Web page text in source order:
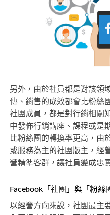
另外，由於社員都是對該領
傳、銷售的成效都會比粉絲
社團成員，都是對行銷相關
中發佈行銷講座、課程或是
比粉絲團的轉換率更高，由
或服務為主的社團版主，經
營精準客群，讓社員變成忠
Facebook「社團」與「粉絲
以經營方向來說，社團最主